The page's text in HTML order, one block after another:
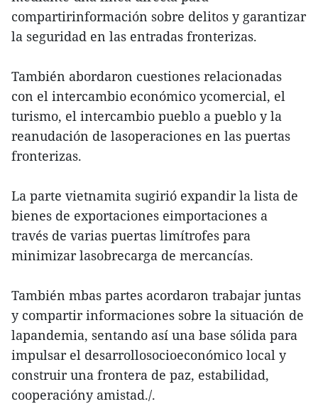
compartirinformación sobre delitos y garantizar
la seguridad en las entradas fronterizas.
También abordaron cuestiones relacionadas
con el intercambio económico ycomercial, el
turismo, el intercambio pueblo a pueblo y la
reanudación de lasoperaciones en las puertas
fronterizas.
La parte vietnamita sugirió expandir la lista de
bienes de exportaciones eimportaciones a
través de varias puertas limítrofes para
minimizar lasobrecarga de mercancías.
También mbas partes acordaron trabajar juntas
y compartir informaciones sobre la situación de
lapandemia, sentando así una base sólida para
impulsar el desarrollosocioeconómico local y
construir una frontera de paz, estabilidad,
cooperacióny amistad./.